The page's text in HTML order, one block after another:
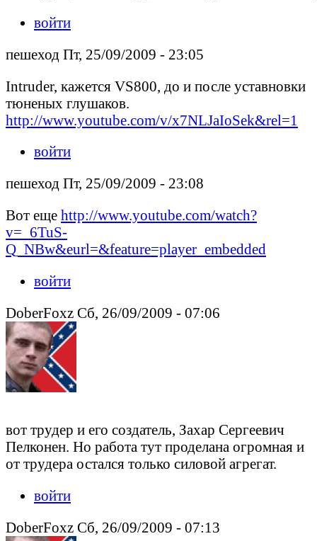
войти
пешеход Пт, 25/09/2009 - 23:05
Intruder, кажется VS800, до и после уставновки
тюненых глушаков.
http://www.youtube.com/v/x7NLJaIoSek&rel=1
войти
пешеход Пт, 25/09/2009 - 23:08
Вот еще http://www.youtube.com/watch?
v=_6TuS-
Q_NBw&eurl=&feature=player_embedded
войти
DoberFoxz Сб, 26/09/2009 - 07:06
вот трудер и его создатель, Захар Сергеевич
Пелконен. Но работа тут проделана огромная и
от трудера остался только силовой агрегат.
войти
DoberFoxz Сб, 26/09/2009 - 07:13